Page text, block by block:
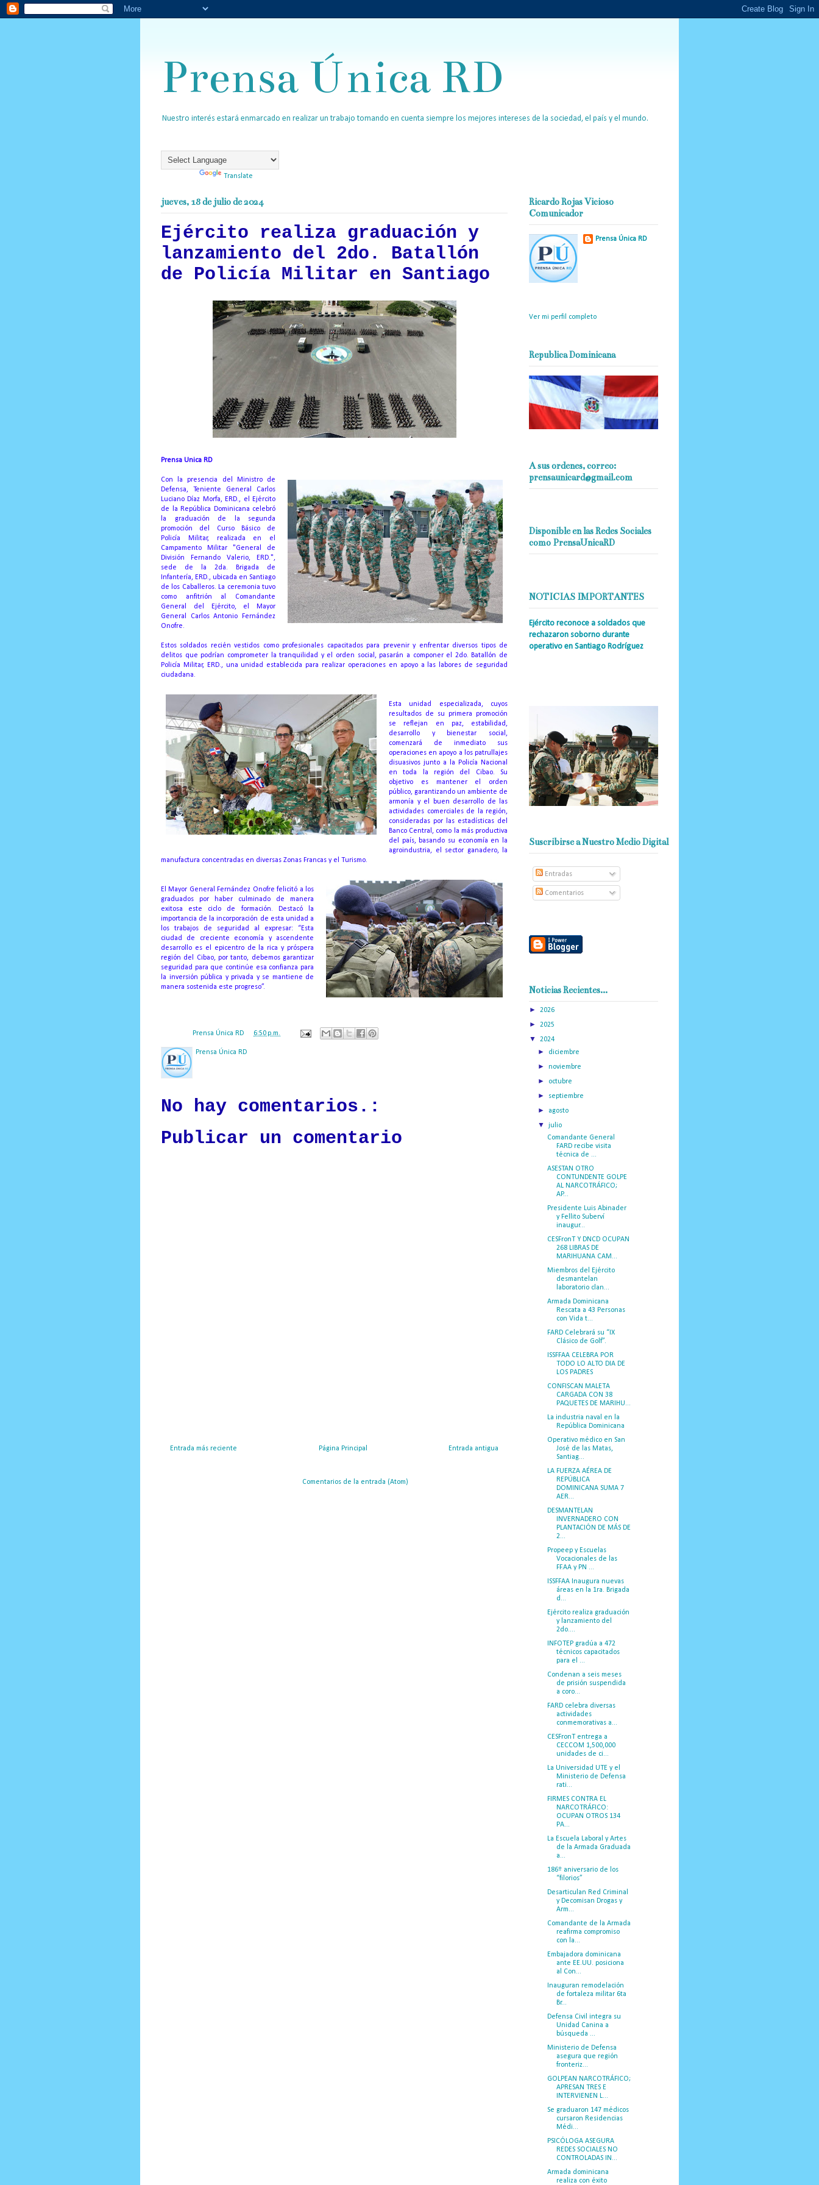
Prensa Única RD
Nuestro interés estará enmarcado en realizar un trabajo tomando en cuenta siempre los mejores intereses de la sociedad, el país y el mundo.
Translate
jueves, 18 de julio de 2024
Ejército realiza graduación y
lanzamiento del 2do. Batallón
de Policía Militar en Santiago
Prensa Unica RD
Con la presencia del Ministro de
Defensa, Teniente General Carlos
Luciano Díaz Morfa, ERD., el Ejército
de la República Dominicana celebró
la graduación de la segunda
promoción del Curso Básico de
Policía Militar, realizada en el
Campamento Militar "General de
División Fernando Valerio, ERD.",
sede de la 2da.
Brigada de
Infantería, ERD., ubicada en Santiago
de los Caballeros. La ceremonia tuvo
como anfitrión al Comandante
General del Ejército, el Mayor
General Carlos Antonio Fernández
Onofre.
Estos soldados recién vestidos como profesionales capacitados para prevenir y enfrentar diversos tipos de
delitos que podrían comprometer la tranquilidad y el orden social, pasarán a componer el 2do. Batallón de
Policía Militar, ERD., una unidad establecida para realizar operaciones en apoyo a las labores de seguridad
ciudadana.
Esta unidad especializada, cuyos
resultados de su primera promoción
se reflejan en paz, estabilidad,
desarrollo y bienestar social,
comenzará de inmediato sus
operaciones en apoyo a los patrullajes
disuasivos junto a la Policía Nacional
en toda la región del Cibao. Su
objetivo es mantener el orden
público, garantizando un ambiente de
armonía y el buen desarrollo de las
actividades comerciales de la región,
consideradas por las estadísticas del
Banco Central, como la más productiva
del país, basando su economía en la
agroindustria, el sector ganadero, la
manufactura concentradas en diversas Zonas Francas y el Turismo.
El Mayor General Fernández Onofre felicitó a los
graduados por haber culminado de manera
exitosa este ciclo de formación.
Destacó la
importancia de la incorporación de esta unidad a
los trabajos de seguridad al expresar: “Esta
ciudad de creciente economía y ascendente
desarrollo es el epicentro de la rica y próspera
región del Cibao, por tanto, debemos garantizar
seguridad para que continúe esa confianza para
la inversión pública y privada y se mantiene de
manera sostenida este progreso”.
Prensa Única RD 6:50 p.m.
Prensa Única RD
No hay comentarios.:
Publicar un comentario
Entrada más reciente Entrada antigua
Página Principal
Comentarios de la entrada (Atom)
Ricardo Rojas Vicioso
Comunicador
Prensa Única RD
Ver mi perfil completo
Republica Dominicana
A sus ordenes, correo:
prensaunicard@gmail.com
Disponible en las Redes Sociales
como PrensaUnicaRD
NOTICIAS IMPORTANTES
Ejército reconoce a soldados que
rechazaron soborno durante
operativo en Santiago Rodríguez
Suscribirse a Nuestro Medio Digital
Entradas
Comentarios
Noticias Recientes...
► 2026
► 2025
▼ 2024
► diciembre
►noviembre
► octubre
► septiembre
► agosto
▼julio
Comandante General
FARD recibe visita
técnica de ...
ASESTAN OTRO
CONTUNDENTE GOLPE
AL NARCOTRÁFICO;
AP...
Presidente Luis Abinader
y Fellito Suberví
inaugur...
CESFronT Y DNCD OCUPAN
268 LIBRAS DE
MARIHUANA CAM...
Miembros del Ejército
desmantelan
laboratorio clan...
Armada Dominicana
Rescata a 43 Personas
con Vida t...
FARD Celebrará su “IX
Clásico de Golf”.
ISSFFAA CELEBRA POR
TODO LO ALTO DIA DE
LOS PADRES
CONFISCAN MALETA
CARGADA CON 38
PAQUETES DE MARIHU...
La industria naval en la
República Dominicana
Operativo médico en San
José de las Matas,
Santiag...
LA FUERZA AÉREA DE
REPÚBLICA
DOMINICANA SUMA 7
AER...
DESMANTELAN
INVERNADERO CON
PLANTACIÓN DE MÁS DE
2...
Propeep y Escuelas
Vocacionales de las
FF.AA y PN ...
ISSFFAA Inaugura nuevas
áreas en la 1ra. Brigada
d...
Ejército realiza graduación
y lanzamiento del
2do....
INFOTEP gradúa a 472
técnicos capacitados
para el ...
Condenan a seis meses
de prisión suspendida
a coro...
FARD celebra diversas
actividades
conmemorativas a...
CESFronT entrega a
CECCOM 1,500,000
unidades de ci...
La Universidad UTE y el
Ministerio de Defensa
rati...
FIRMES CONTRA EL
NARCOTRÁFICO:
OCUPAN OTROS 134
PA...
La Escuela Laboral y Artes
de la Armada Graduada
a...
186º aniversario de los
“filorios”
Desarticulan Red Criminal
y Decomisan Drogas y
Arm...
Comandante de la Armada
reafirma compromiso
con la...
Embajadora dominicana
ante EE.UU. posiciona
al Con...
Inauguran remodelación
de fortaleza militar 6ta
Br...
Defensa Civil integra su
Unidad Canina a
búsqueda ...
Ministerio de Defensa
asegura que región
fronteriz...
GOLPEAN NARCOTRÁFICO;
APRESAN TRES E
INTERVIENEN L...
Se graduaron 147 médicos
cursaron Residencias
Médi...
PSICÓLOGA ASEGURA
REDES SOCIALES NO
CONTROLADAS IN...
Armada dominicana
realiza con éxito